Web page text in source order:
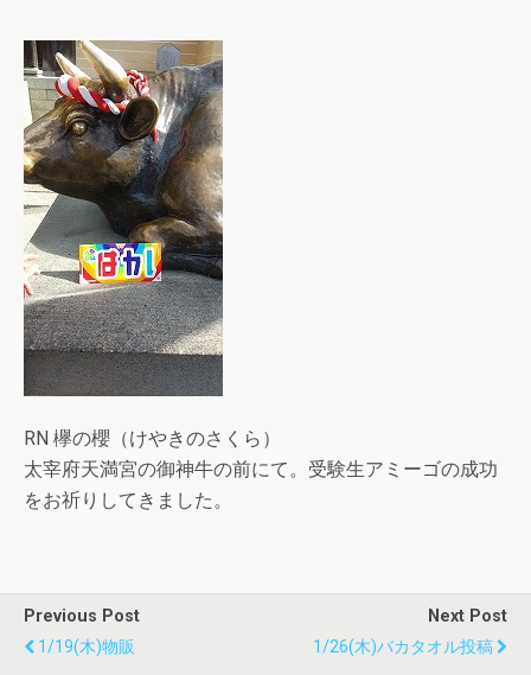
RN 欅の櫻（けやきのさくら）
太宰府天満宮の御神牛の前にて。受験生アミーゴの成功
をお祈りしてきました。
Previous Post
1/19(木)物販
Next Post
1/26(木)バカタオル投稿